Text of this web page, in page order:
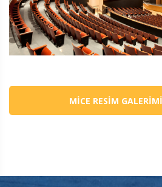
MICE RESIM